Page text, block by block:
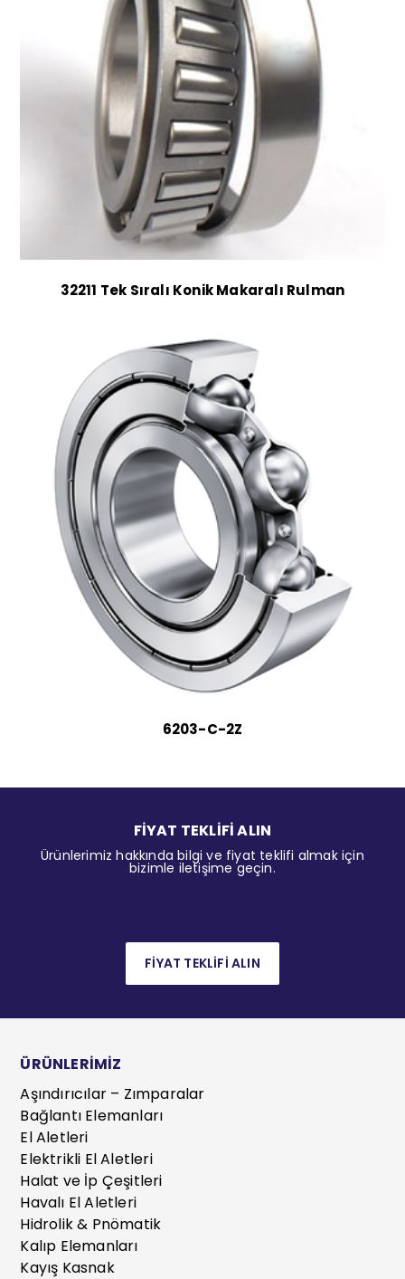
32211 Tek Sıralı Konik Makaralı Rulman
6203-C-2Z
FİYAT TEKLİFİ ALIN
Ürünlerimiz hakkında bilgi ve fiyat teklifi almak için
bizimle iletişime geçin.
FİYAT TEKLİFİ ALIN
ÜRÜNLERİMİZ
Aşındırıcılar – Zımparalar
Bağlantı Elemanları
El Aletleri
Elektrikli El Aletleri
Halat ve İp Çeşitleri
Havalı El Aletleri
Hidrolik & Pnömatik
Kalıp Elemanları
Kayış Kasnak